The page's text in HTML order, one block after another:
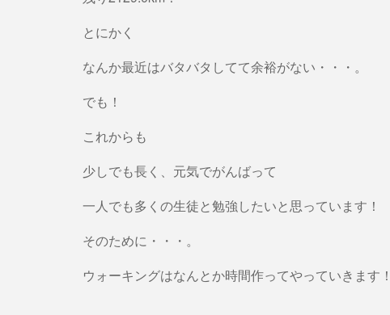
とにかく
なんか最近はバタバタしてて余裕がない・・・。
でも！
これからも
少しでも長く、元気でがんばって
一人でも多くの生徒と勉強したいと思っています！
そのために・・・。
ウォーキングはなんとか時間作ってやっていきます！